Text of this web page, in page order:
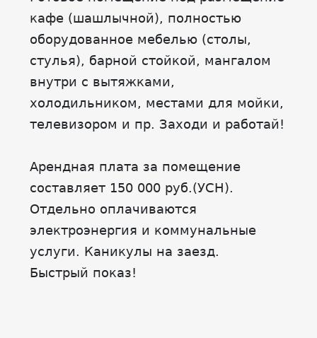
кафе (шашлычной), полностью
оборудованное мебелью (столы,
стулья), барной стойкой, мангалом
внутри с вытяжками,
холодильником, местами для мойки,
телевизором и пр. Заходи и работай!
Арендная плата за помещение
составляет 150 000 руб.(УСН).
Отдельно оплачиваются
электроэнергия и коммунальные
услуги. Каникулы на заезд.
Быстрый показ!